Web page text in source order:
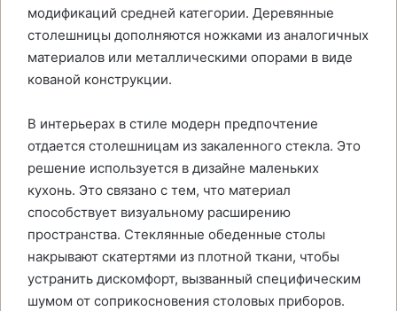
модификаций средней категории. Деревянные
столешницы дополняются ножками из аналогичных
материалов или металлическими опорами в виде
кованой конструкции.
В интерьерах в стиле модерн предпочтение
отдается столешницам из закаленного стекла. Это
решение используется в дизайне маленьких
кухонь. Это связано с тем, что материал
способствует визуальному расширению
пространства. Стеклянные обеденные столы
накрывают скатертями из плотной ткани, чтобы
устранить дискомфорт, вызванный специфическим
шумом от соприкосновения столовых приборов.